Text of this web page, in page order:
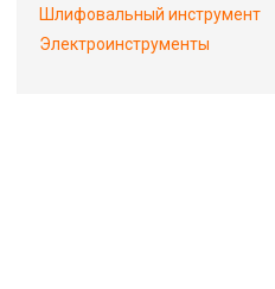
Шлифовальный инструмент
Электроинструменты